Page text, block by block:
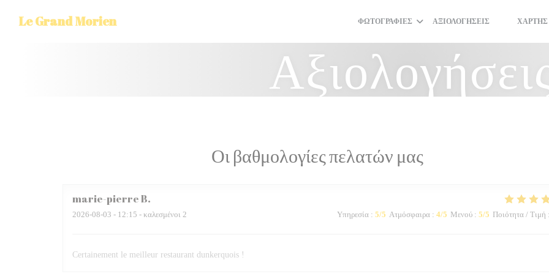
Le Grand Morien ΦΩΤΟΓΡΑΦΊΕΣ ΑΞΙΟΛΟΓΉΣΕΙΣ ΧΆΡΤΗΣ
Οι βαθμολογίες πελατών μας
marie-pierreB
2026-08-03 - 12:15 - καλεσμένοι 2 Υπηρεσία: 5/5 Ατμόσφαιρα: 4/5 Μενού: 5/5 Ποιότητα / Τιμή :
Certainement le meilleur restaurant dunkerquois !